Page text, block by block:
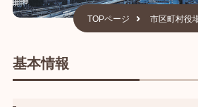
TOPページ 市区町村役
基本情報